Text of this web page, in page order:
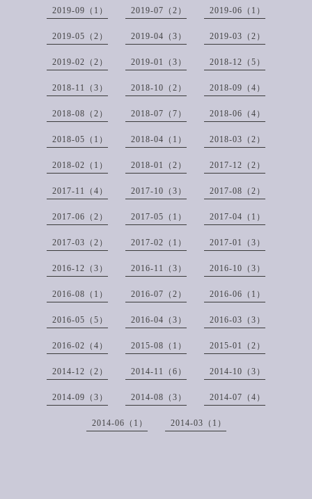
2019-09（1） 2019-07（2） 2019-06（1）
2019-05（2） 2019-04（3） 2019-03（2）
2019-02（2） 2019-01（3） 2018-12（5）
2018-11（3） 2018-10（2） 2018-09（4）
2018-08（2） 2018-07（7） 2018-06（4）
2018-05（1） 2018-04（1） 2018-03（2）
2018-02（1） 2018-01（2） 2017-12（2）
2017-11（4） 2017-10（3） 2017-08（2）
2017-06（2） 2017-05（1） 2017-04（1）
2017-03（2） 2017-02（1） 2017-01（3）
2016-12（3） 2016-11（3） 2016-10（3）
2016-08（1） 2016-07（2） 2016-06（1）
2016-05（5） 2016-04（3） 2016-03（3）
2016-02（4） 2015-08（1） 2015-01（2）
2014-12（2） 2014-11（6） 2014-10（3）
2014-09（3） 2014-08（3） 2014-07（4）
2014-06（1） 2014-03（1）